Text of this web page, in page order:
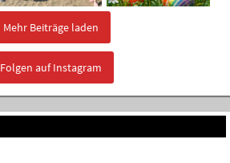
Mehr Beiträge laden
Folgen auf Instagram